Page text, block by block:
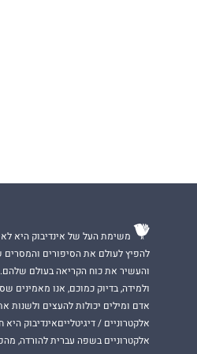
משימת העל של אינדיבוק היא
להפיץ לעולם את הסיפורים
והעשיר את כוח הקריאה בעולם שלהם.
ולמידה, בדיוק כמוכם, אנו מאמינים
אדם ומילים יכולות להעצים ולשנות
אלקטרוניים / דיגיטלייםאינדיבוק
אלקטרוניים בשפה עברית להורדה,